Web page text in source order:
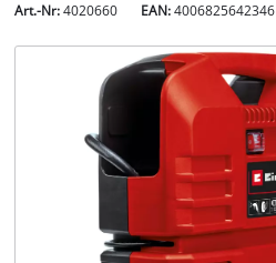
Deutsch
English
Art.-Nr: 4020660 EAN:4006825642346